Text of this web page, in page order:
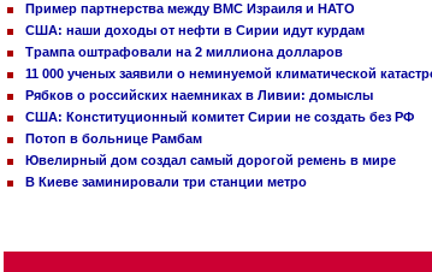
Пример партнерства между ВМС Израиля и НАТО
США: наши доходы от нефти в Сирии идут курдам
Трампа оштрафовали на 2 миллиона долларов
11 000 ученых заявили о неминуемой климатической
Рябков о российских наемниках в Ливии: домыслы
США: Конституционный комитет Сирии не создать без РФ
Потоп в больнице Рамбам
Ювелирный дом создал самый дорогой ремень в мире
В Киеве заминировали три станции метро